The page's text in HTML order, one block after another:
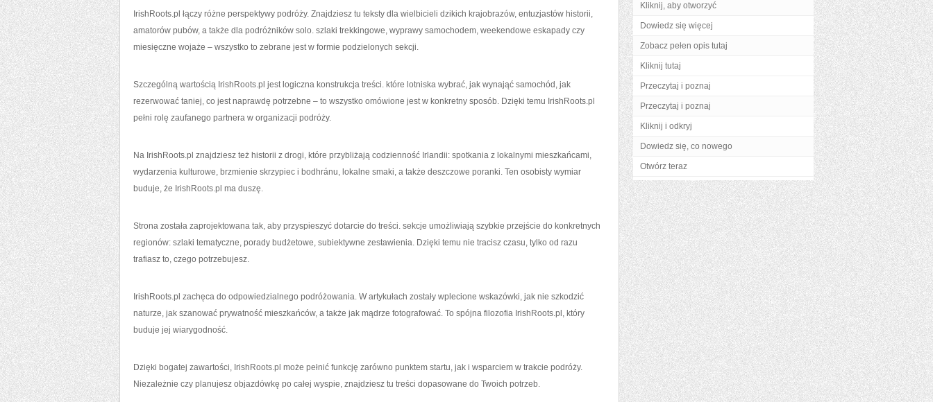
IrishRoots.pl łączy różne perspektywy podróży. Znajdziesz tu teksty dla wielbicieli dzikich krajobrazów, entuzjastów historii,
amatorów pubów, a także dla podróżników solo. szlaki trekkingowe, wyprawy samochodem, weekendowe eskapady czy
miesięczne wojaże – wszystko to zebrane jest w formie podzielonych sekcji.
Szczególną wartością IrishRoots.pl jest logiczna konstrukcja treści. które lotniska wybrać, jak wynająć samochód, jak
rezerwować taniej, co jest naprawdę potrzebne – to wszystko omówione jest w konkretny sposób. Dzięki temu IrishRoots.pl
pełni rolę zaufanego partnera w organizacji podróży.
Na IrishRoots.pl znajdziesz też historii z drogi, które przybliżają codzienność Irlandii: spotkania z lokalnymi mieszkańcami,
wydarzenia kulturowe, brzmienie skrzypiec i bodhránu, lokalne smaki, a także deszczowe poranki. Ten osobisty wymiar
buduje, że IrishRoots.pl ma duszę.
Strona została zaprojektowana tak, aby przyspieszyć dotarcie do treści. sekcje umożliwiają szybkie przejście do konkretnych
regionów: szlaki tematyczne, porady budżetowe, subiektywne zestawienia. Dzięki temu nie tracisz czasu, tylko od razu
trafiasz to, czego potrzebujesz.
IrishRoots.pl zachęca do odpowiedzialnego podróżowania. W artykułach zostały wplecione wskazówki, jak nie szkodzić
naturze, jak szanować prywatność mieszkańców, a także jak mądrze fotografować. To spójna filozofia IrishRoots.pl, który
buduje jej wiarygodność.
Dzięki bogatej zawartości, IrishRoots.pl może pełnić funkcję zarówno punktem startu, jak i wsparciem w trakcie podróży.
Niezależnie czy planujesz objazdówkę po całej wyspie, znajdziesz tu treści dopasowane do Twoich potrzeb.
Kliknij, aby otworzyć
Dowiedz się więcej
Zobacz pełen opis tutaj
Kliknij tutaj
Przeczytaj i poznaj
Przeczytaj i poznaj
Kliknij i odkryj
Dowiedz się, co nowego
Otwórz teraz